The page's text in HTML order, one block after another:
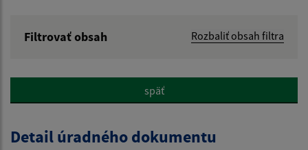
Filtrovať obsah Rozbaliť obsah filtra
Popis:
späť
Detail úradného dokumentu